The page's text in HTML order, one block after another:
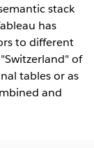
stack
has
to different
of
tables or as
and